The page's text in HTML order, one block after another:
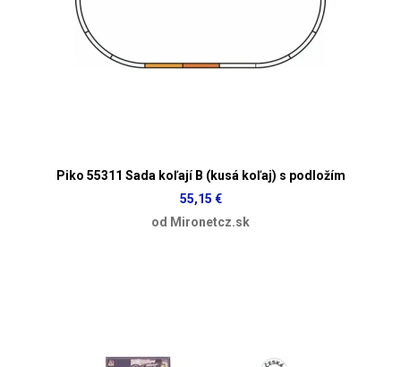
Piko 55311 Sada koľají B (kusá koľaj) s podložím
55,15 €
od Mironetcz.sk